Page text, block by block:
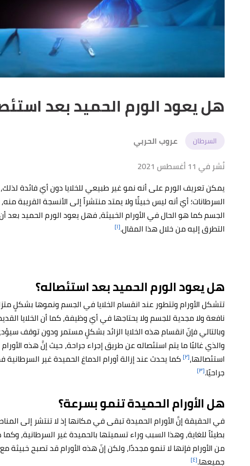
هل يعود الورم الحميد بعد
السرطان
عروب الحربي
نُشر في 11 أغسطس 2021
يمكن تعريف الورم على أنه نمو غير طبيعي للخلايا دون أيّ فائدة لذلك،
السرطانات؛ أيّ أنه ليس خبيثًا ولا يمتد منتشراً إلى الأنسجة القريبة
الجسم كما هو الحال في الأورام الخبيثة، فهل يعود الورم الحميد
التطرق إليه من خلال هذا المقال.[١]
هل يعود الورم الحميد بعد استئصاله؟
تتشكل الأورام وتتطور عند انقسام الخلايا في الجسم ونموها بشكلٍ
نافعة ولا مجدية للجسم ولا يحتاجها في أيّ وظيفة، كما أن الخلايا
وبالتالي فإنّ انقسام هذه الخلايا الزائد بشكلٍ مستمر ودون توقف
والذي غالبًا ما يتم استئصاله عن طريق إجراء جراحة، حيث إنَّ هذه
استئصالها،[٢] كما يحدث عند إزالة أورام الدماغ الحميدة غير السرطانية
جراحيًا.[٣]
هل الأورام الحميدة تنمو بسرعة؟
في الحقيقة إنَّ الأورام الحميدة تبقى في مكانها إذ لا تنتشر إلى
بطيئاً للغاية، وهذا السبب وراء تسميتها بالحميدة غير السرطانية،
من الأورام فإنها لا تنمو مجددًا، ولكن إنّ هذه الأورام قد تصبح
جميعها.[٤]